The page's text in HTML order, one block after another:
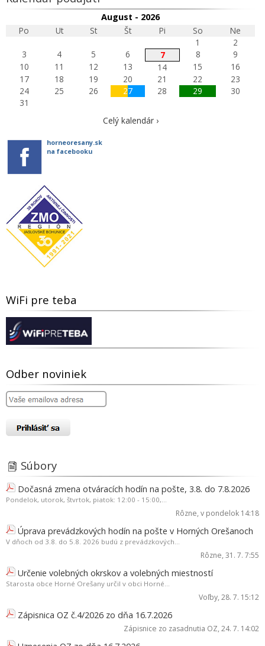
August - 2026
Po
Ut St Št Pi So
Ne
1
2
3
4 5 6 7 8
9
10
11 12 13 14 15
16
17
18 19 20 21 22
23
24
25 26 27 28 29
30
31
Celý kalendár ›
horneoresany.sk
na facebooku
WiFi pre teba
Odber noviniek
Súbory
Dočasná zmena otváracích hodín na pošte, 3.8. do 7.8.2026
Pondelok, utorok, štvrtok, piatok: 12:00 - 15:00,...
Rôzne, v pondelok 14:18
Úprava prevádzkových hodín na pošte v Horných Orešanoch
V dňoch od 3.8. do 5.8. 2026 budú z prevádzkových...
Rôzne, 31. 7. 7:55
Určenie volebných okrskov a volebných miestností
Starosta obce Horné Orešany určil v obci Horné...
Voľby, 28. 7. 15:12
Zápisnica OZ č.4/2026 zo dňa 16.7.2026
Zápisnice zo zasadnutia OZ, 24. 7. 14:02